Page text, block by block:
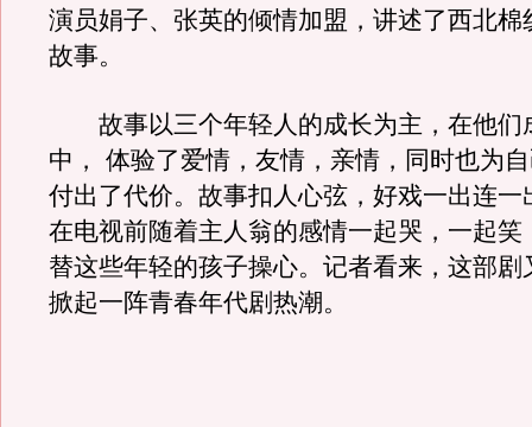
演员娟子、张英的倾情加盟，讲述了西北棉
故事。
故事以三个年轻人的成长为主，在他们
中， 体验了爱情，友情，亲情，同时也为
付出了代价。故事扣人心弦，好戏一出连一
在电视前随着主人翁的感情一起哭，一起笑
替这些年轻的孩子操心。记者看来，这部剧
掀起一阵青春年代剧热潮。